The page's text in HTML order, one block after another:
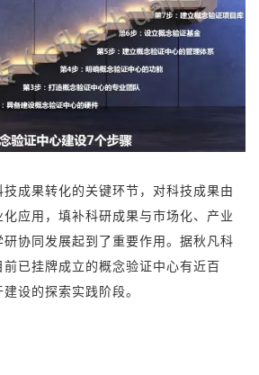
成果转化的关键环节，对科技成果由
应用，填补科研成果与市场化、产业
协同发展起到了重要作用。 据秋凡科
已挂牌成立的概念验证中心有近百
设的探索实践阶段。